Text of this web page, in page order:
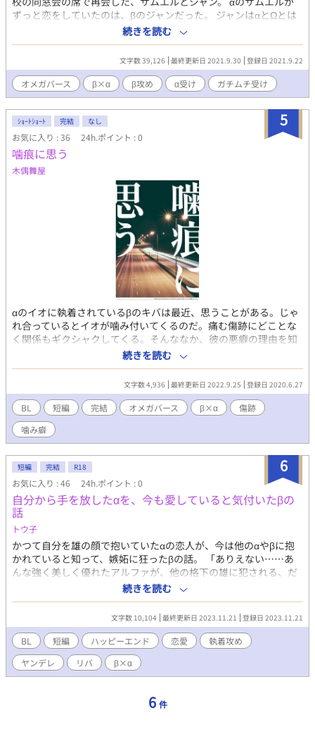
ずっと恋をしていたのは、βのジャンだった。 ジャンはαとΩとは
恋愛をしない主義で、それでも諦められないサムエルはジャンを
追いかける。 β×αの異色オメガバースの海外ドラマ風BL。 ※オ
メガバース設定ですが、攻めはβ、受けはαとなります。 ※苦手な
方はご注意ください。 ※ムーンライトノベルズ様、pixiv様にも掲
載しています。
続きを読む
文字数 39,126 最終更新日 2021.9.30 登録日 2021.9.22
オメガバース β×α β攻め α受け ガチムチ受け
5
ｼｮｰﾄｼｮｰﾄ 完結 なし
お気に入り : 36 24h.ポイント : 0
噛痕に思う
木偶舞屋
αのイオに執着されているβのキバは最近、思うことがある。じゃ
れ合っているとイオが噛み付いてくるのだ。痛む傷跡にどことな
く関係もギクシャクしてくる。そんななか、彼の悪癖の理由を知
って――。 ✿オメガバースもの掌編二本作。 （『ride』は2021年
3月28日に追加します）
続きを読む
文字数 4,936 最終更新日 2022.9.25 登録日 2020.6.27
BL 短編 完結 オメガバース β×α
傷跡
噛み癖
6
短編 完結 R18
お気に入り : 46 24h.ポイント : 0
自分から手を放したαを、今も愛していると気付いたβの
話
トウ子
かつて自分を雄の顔で抱いていたαの恋人が、今は他のαやβに抱
かれていると知って、嫉妬に狂ったβの話。 「ありえない……あ
んな強く美しく優れたアルファが、他の格下の雄に犯される、だ
なんて」 ムーンライトノベルズでも公開しています。 「βの恋人
を抱くのが当然だと思っていたαが、ふと恐ろしい傲慢に気づいて
しまった話」の続編です。
続きを読む
文字数 10,104 最終更新日 2023.11.21 登録日 2023.11.21
BL 短編 ハッピーエンド 恋愛
執着攻め
ヤンデレ
リバ β×α
6 件